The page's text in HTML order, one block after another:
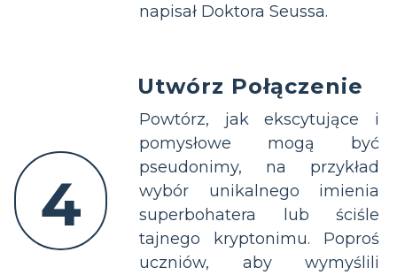
napisał Doktora Seussa.
4
Utwórz Połączenie
Powtórz, jak ekscytujące i
pomysłowe mogą być
pseudonimy, na przykład
wybór unikalnego imienia
superbohatera lub ściśle
tajnego kryptonimu. Poproś
uczniów, aby wymyślili